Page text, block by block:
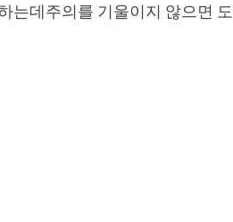
는데주의를 기울이지 않으면 도